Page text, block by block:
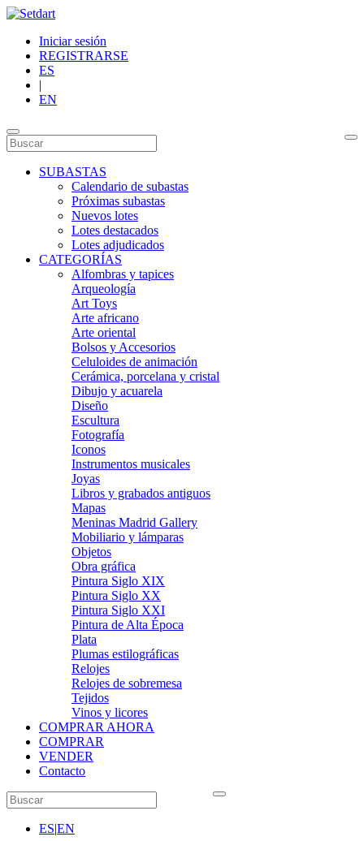
Iniciar sesión
REGISTRARSE
ES
|
EN
SUBASTAS
Calendario de subastas
Próximas subastas
Nuevos lotes
Lotes destacados
Lotes adjudicados
CATEGORÍAS
Alfombras y tapices
Arqueología
Art Toys
Arte africano
Arte oriental
Bolsos y Accesorios
Celuloides de animación
Cerámica, porcelana y cristal
Dibujo y acuarela
Diseño
Escultura
Fotografía
Iconos
Instrumentos musicales
Joyas
Libros y grabados antiguos
Mapas
Meninas Madrid Gallery
Mobiliario y lámparas
Objetos
Obra gráfica
Pintura Siglo XIX
Pintura Siglo XX
Pintura Siglo XXI
Pintura de Alta Época
Plata
Plumas estilográficas
Relojes
Relojes de sobremesa
Tejidos
Vinos y licores
COMPRAR AHORA
COMPRAR
VENDER
Contacto
ES|EN